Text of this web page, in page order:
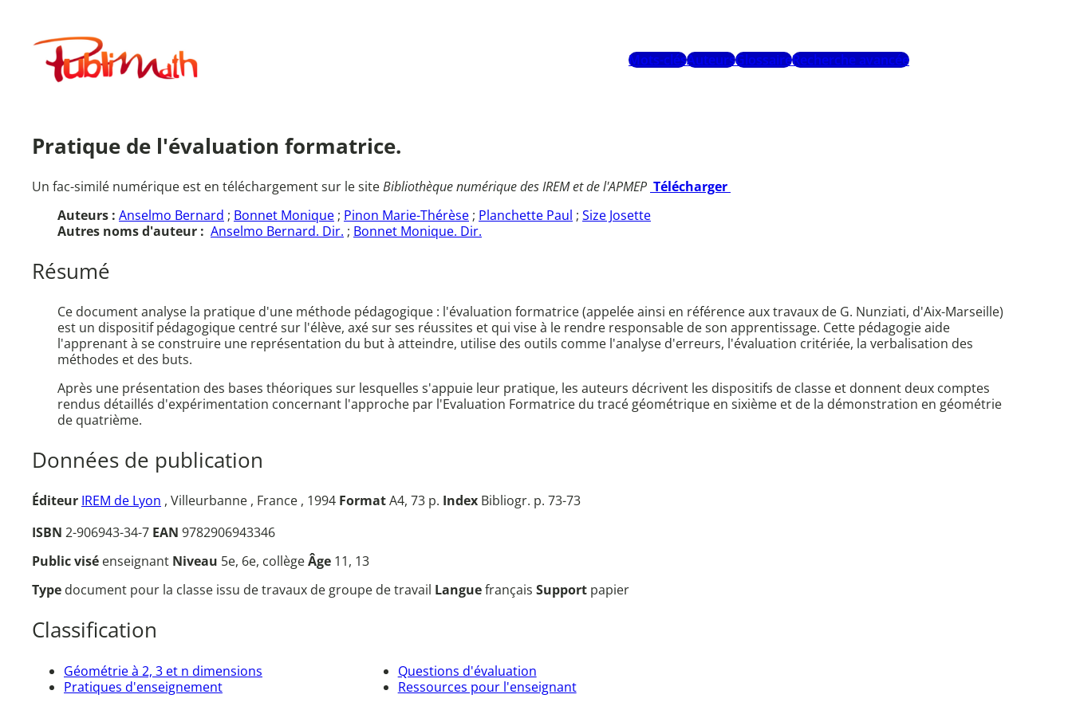
contenuPublimath
Mots-clésAuteursGlossaireRecherche avancée
Pratique de l'évaluation formatrice.
Un fac-similé numérique est en téléchargement sur le siteBibliothèque numérique des IREM et de l'APMEP Télécharger
Auteurs : Anselmo Bernard ; Bonnet Monique ; Pinon Marie-Thérèse ; Planchette Paul ; Size Josette
Autres noms d'auteur : Anselmo Bernard. Dir. ; Bonnet Monique. Dir.
Résumé
Ce document analyse la pratique d'une méthode pédagogique : l'évaluation formatrice (appelée ainsi en référence aux travaux de G. Nunziati, d'Aix-Marseille)
est un dispositif pédagogique centré sur l'élève, axé sur ses réussites et qui vise à le rendre responsable de son apprentissage. Cette pédagogie aide
l'apprenant à se construire une représentation du but à atteindre, utilise des outils comme l'analyse d'erreurs, l'évaluation critériée, la verbalisation des
méthodes et des buts.
Après une présentation des bases théoriques sur lesquelles s'appuie leur pratique, les auteurs décrivent les dispositifs de classe et donnent deux comptes
rendus détaillés d'expérimentation concernant l'approche par l'Evaluation Formatrice du tracé géométrique en sixième et de la démonstration en géométrie
de quatrième.
Données de publication
Éditeur IREM de Lyon , Villeurbanne , France , 1994 FormatA4, 73 p. Index Bibliogr. p. 73-73
ISBN 2-906943-34-7 EAN 9782906943346
Public visé enseignant Niveau 5e, 6e, collègeÂge 11, 13
Type document pour la classe issu de travaux de groupe de travail Languefrançais Support papier
Classification
Géométrie à 2, 3 et n dimensions
Pratiques d'enseignement
Questions d'évaluation
Ressources pour l'enseignant